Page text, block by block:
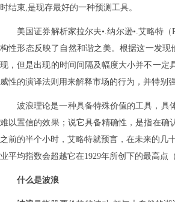
时结束,是现存最好的一种预测工具。
美国证券解析家拉尔夫•.纳尔逊•.艾略特
构性形态反映了自然和谐之美。根据这一发现
现，但是出现的时间间隔及幅度大小并不一定
威性的演译法则用来解释市场的行为，并特别
波浪理论是一种具备特殊价值的工具，具
难以置信的效果；说它具备精确性，是指在确
之前的半个小时，艾略特就预言，在未来的几
业平均指数会超越它在1929年所创下的最高点
什么是波浪